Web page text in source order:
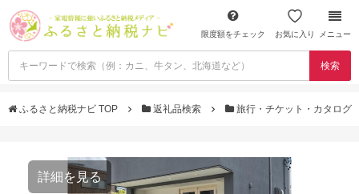
限度額をチェック お気に入り メニュー
検索
ふるさと納税ナビ TOP 返礼品検索 旅行・チケット・カタログ
詳細を見る